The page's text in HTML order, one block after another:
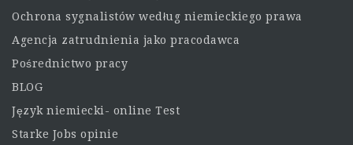
Ochrona sygnalistów według niemieckiego prawa
Agencja zatrudnienia jako pracodawca
Pośrednictwo pracy
BLOG
Język niemiecki- online Test
Starke Jobs opinie